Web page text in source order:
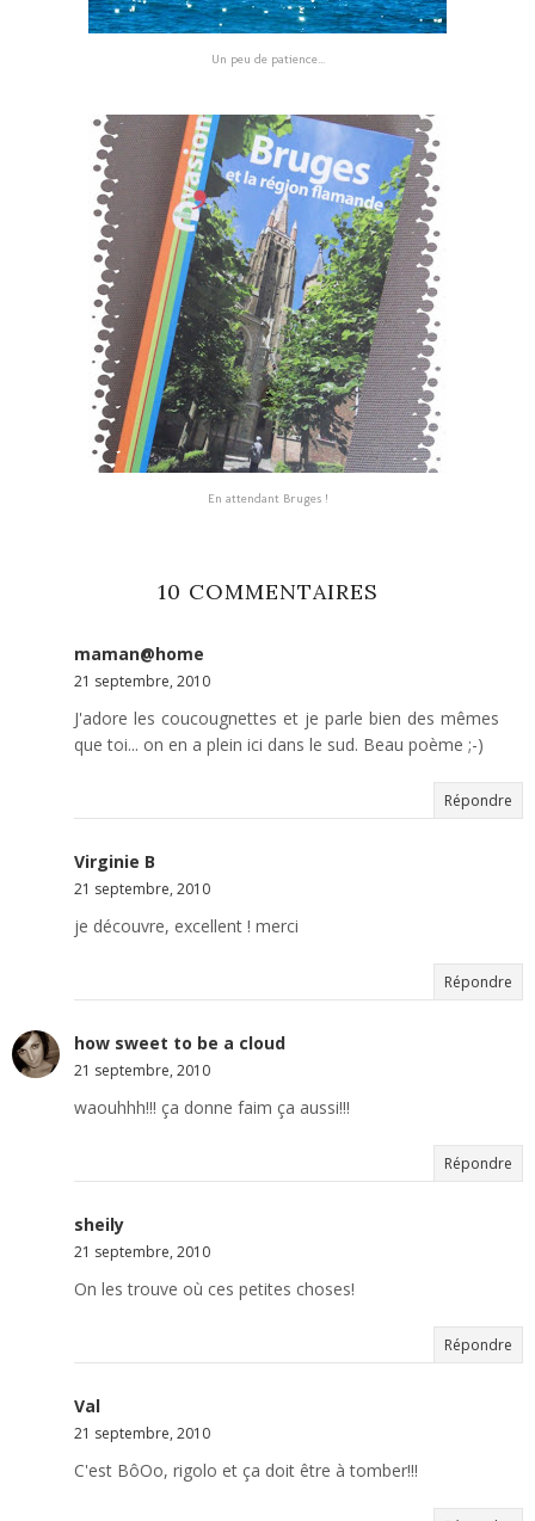
Un peu de patience...
En attendant Bruges !
10 COMMENTAIRES
maman@home
21 septembre, 2010
J'adore les coucougnettes et je parle bien des mêmes
que toi... on en a plein ici dans le sud. Beau poème ;-)
Répondre
Virginie B
21 septembre, 2010
je découvre, excellent ! merci
Répondre
how sweet to be a cloud
21 septembre, 2010
waouhhh!!! ça donne faim ça aussi!!!
Répondre
sheily
21 septembre, 2010
On les trouve où ces petites choses!
Répondre
Val
21 septembre, 2010
C'est BôOo, rigolo et ça doit être à tomber!!!